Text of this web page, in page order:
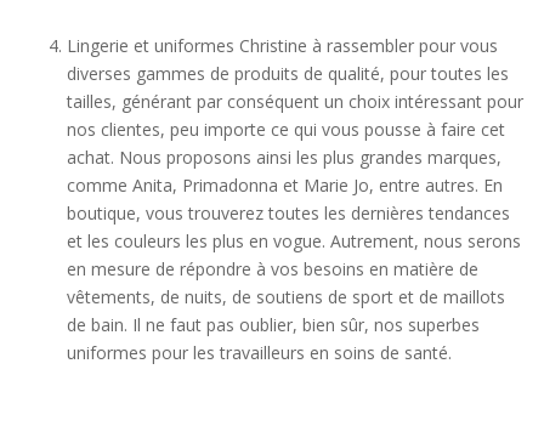
Lingerie et uniformes Christine à rassembler pour vous
diverses gammes de produits de qualité, pour toutes les
tailles, générant par conséquent un choix intéressant pour
nos clientes, peu importe ce qui vous pousse à faire cet
achat. Nous proposons ainsi les plus grandes marques,
comme Anita, Primadonna et Marie Jo, entre autres. En
boutique, vous trouverez toutes les dernières tendances
et les couleurs les plus en vogue. Autrement, nous serons
en mesure de répondre à vos besoins en matière de
vêtements, de nuits, de soutiens de sport et de maillots
de bain. Il ne faut pas oublier, bien sûr, nos superbes
uniformes pour les travailleurs en soins de santé.